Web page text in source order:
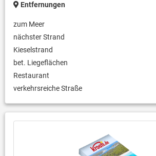
Entfernungen
zum Meer
nächster Strand
Kieselstrand
bet. Liegeflächen
Restaurant
verkehrsreiche Straße